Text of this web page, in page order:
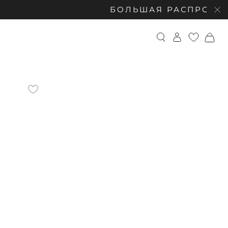
БОЛЬШАЯ РАСПРОДАЖА: